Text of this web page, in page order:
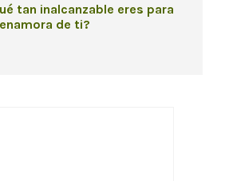
tan inalcanzable eres para
de ti?